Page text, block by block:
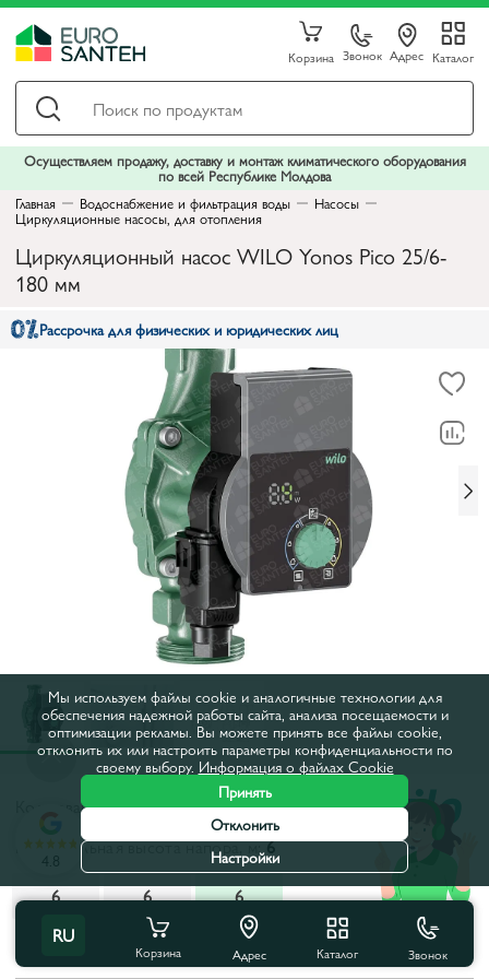
Корзина Звонок Адрес Каталог
Осуществляем продажу, доставку и монтаж климатического оборудования
по всей Республике Молдова
Главная
Водоснабжение и фильтрация воды Насосы
Циркуляционные насосы, для отопления
Циркуляционный насос WILO Yonos Pico 25/6-
180 мм
Рассрочка для физических и юридических лиц
Код товара:66451
Максимальная высота напора, м:6
6
6
6
Все характеристики
RU
Корзина Адрес Каталог Звонок
4.8
Мы используем файлы cookie и аналогичные технологии для
обеспечения надежной работы сайта, анализа посещаемости и
оптимизации рекламы. Вы можете принять все файлы cookie,
отклонить их или настроить параметры конфиденциальности по
своему выбору. Информация о файлах Cookie
Принять
Отклонить
Настройки